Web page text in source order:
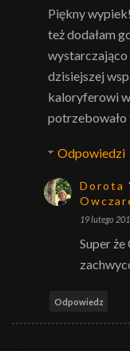
Piękny
też dodałam
dzisiejszej
kaloryferowi w
potrzebowało
Odpowiedzi
Dorota
19 lutego
Super że
Odpowiedz